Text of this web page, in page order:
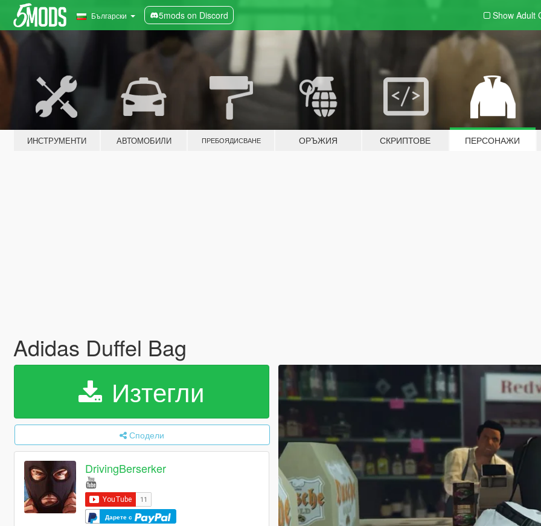
Български 5mods on Discord Show Adult
ИНСТРУМЕНТИ АВТОМОБИЛИ ПРЕБОЯДИСВАНЕ ОРЪЖИЯ СКРИПТОВЕ ПЕРСОНАЖИ
Adidas Duffel Bag
Изтегли
Сподели
DrivingBerserker
Дарете с